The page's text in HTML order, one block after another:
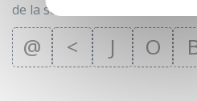
de la série
@ < J O